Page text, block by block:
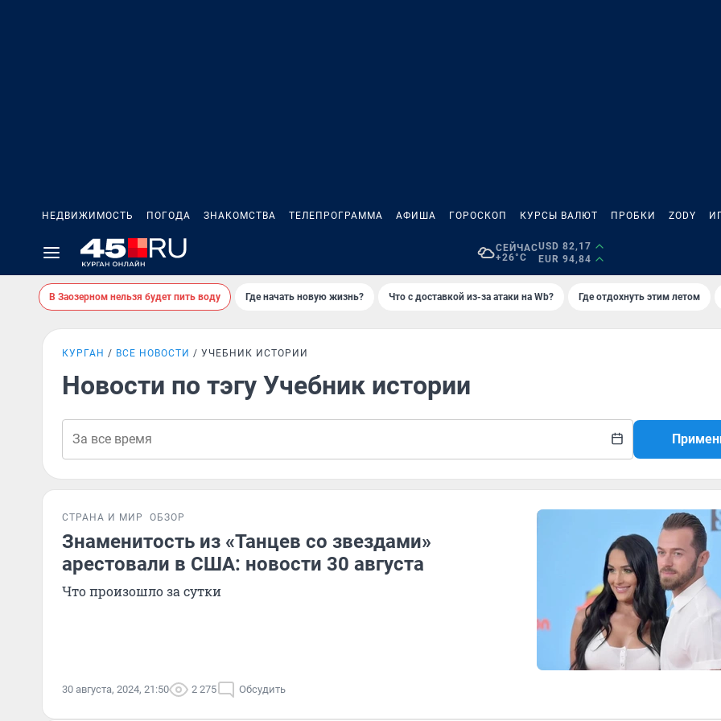
НЕДВИЖИМОСТЬ ПОГОДА ЗНАКОМСТВА ТЕЛЕПРОГРАММА АФИША ГОРОСКОП КУРСЫ ВАЛЮТ ПРОБКИ ZODY
СЕЙЧАС
+26°C
USD 82,17
EUR 94,84
В Заозерном нельзя будет пить воду Где начать новую жизнь? Что с доставкой из-за атаки на Wb? Где отдохнуть этим летом
КУРГАН ВСЕ НОВОСТИ УЧЕБНИК ИСТОРИИ
Новости по тэгу Учебник истории
СТРАНА И МИР ОБЗОР
Знаменитость из «Танцев со звездами»
арестовали в США: новости 30 августа
Что произошло за сутки
30 августа, 2024, 21:50 2 275 Обсудить